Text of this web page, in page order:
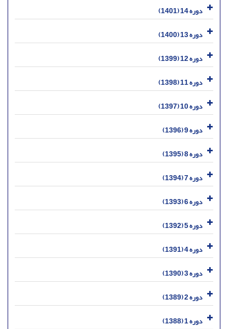
دوره 14 (1401)
دوره 13 (1400)
دوره 12 (1399)
دوره 11 (1398)
دوره 10 (1397)
دوره 9 (1396)
دوره 8 (1395)
دوره 7 (1394)
دوره 6 (1393)
دوره 5 (1392)
دوره 4 (1391)
دوره 3 (1390)
دوره 2 (1389)
دوره 1 (1388)